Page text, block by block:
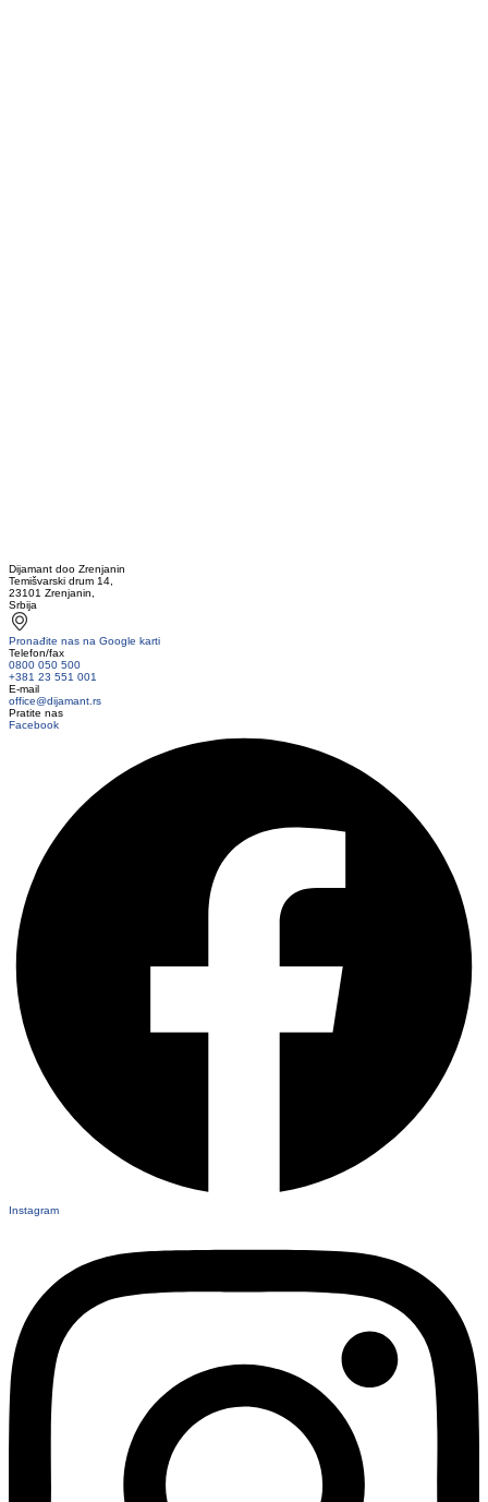
Dijamant doo Zrenjanin
Temišvarski drum 14,
23101 Zrenjanin,
Srbija
Pronađite nas na Google karti
Telefon/fax
0800 050 500
+381 23 551 001
E-mail
office@dijamant.rs
Pratite nas
Facebook
Instagram